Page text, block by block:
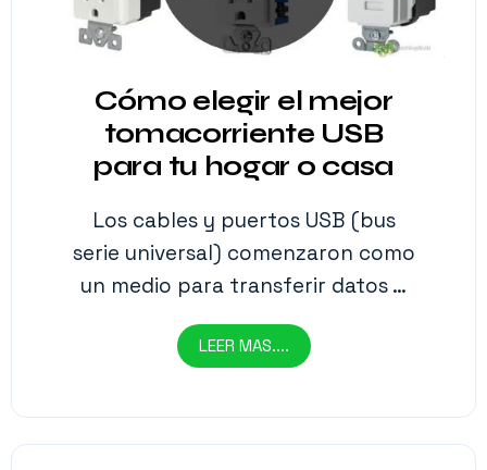
Cómo elegir el mejor
tomacorriente USB
para tu hogar o casa
Los cables y puertos USB (bus
serie universal) comenzaron como
un medio para transferir datos …
LEER MAS....